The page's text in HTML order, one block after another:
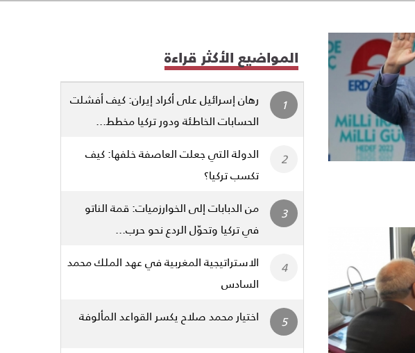
المواضيع الأكثر قراءة
رهان إسرائيل على أكراد إيران: كيف أفشلت
الحسابات الخاطئة ودور تركيا مخطط...
الدولة التي جعلت العاصفة خلفها: كيف
تكسب تركيا؟
من الدبابات إلى الخوارزميات: قمة الناتو
في تركيا وتحوّل الردع نحو حرب...
الاستراتيجية المغربية في عهد الملك محمد
السادس
اختيار محمد صلاح يكسر القواعد المألوفة